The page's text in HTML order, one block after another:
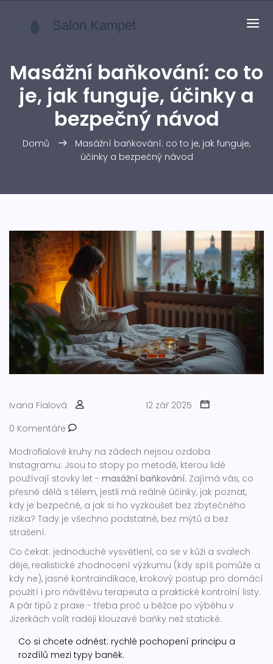
Masážní baňkování: co to
je, jak funguje, účinky a
bezpečný návod
Domů
Masážní baňkování: co to je, jak funguje,
účinky a bezpečný návod
Ivana Fialová
12 zář 2025
0 Komentáře
Modrofialové kruhy na zádech nejsou ozdoba
Instagramu. Jsou to stopy po metodě, kterou lidé
používají stovky let - masážní baňkování. Zajímá vás, co
přesně dělá s tělem, jestli má reálné účinky, jak poznat,
kdy je bezpečné, a jak si ho vyzkoušet bez zbytečného
rizika? Tady je všechno podstatné, bez mýtů a bez
strašení.
Co čekat: jednoduché vysvětlení, co se v kůži a svalech
děje, realistické zhodnocení výzkumu (kdy spíš pomůže a
kdy ne), jasné kontraindikace, krokový postup pro domácí
použití i pro návštěvu terapeuta a praktické kontrolní listy.
A pár tipů z praxe - třeba proč u běžce po výběhu v
Jizerkách volit raději klouzavé baňky než statické.
Co si chcete odnést: rychlé pochopení principu a
rozdílů mezi typy baněk.